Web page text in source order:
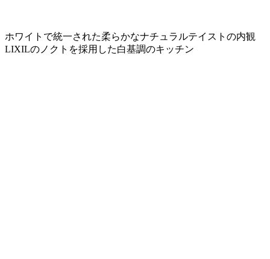
ホワイトで統一された柔らかなナチュラルテイストの内観
LIXILのノクトを採用した白基調のキッチン